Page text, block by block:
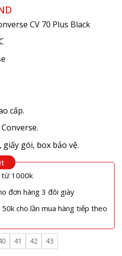
tại
là:
CV 70 Plus Black
cấp.
giấy gói, box bảo vệ.
từ 1000k
đơn hàng 3 đôi giày
cho lần mua hàng tiếp theo
41 42 43